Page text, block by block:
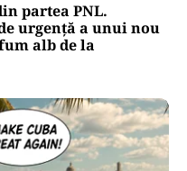
partea PNL.
urgență a unui nou
alb de la